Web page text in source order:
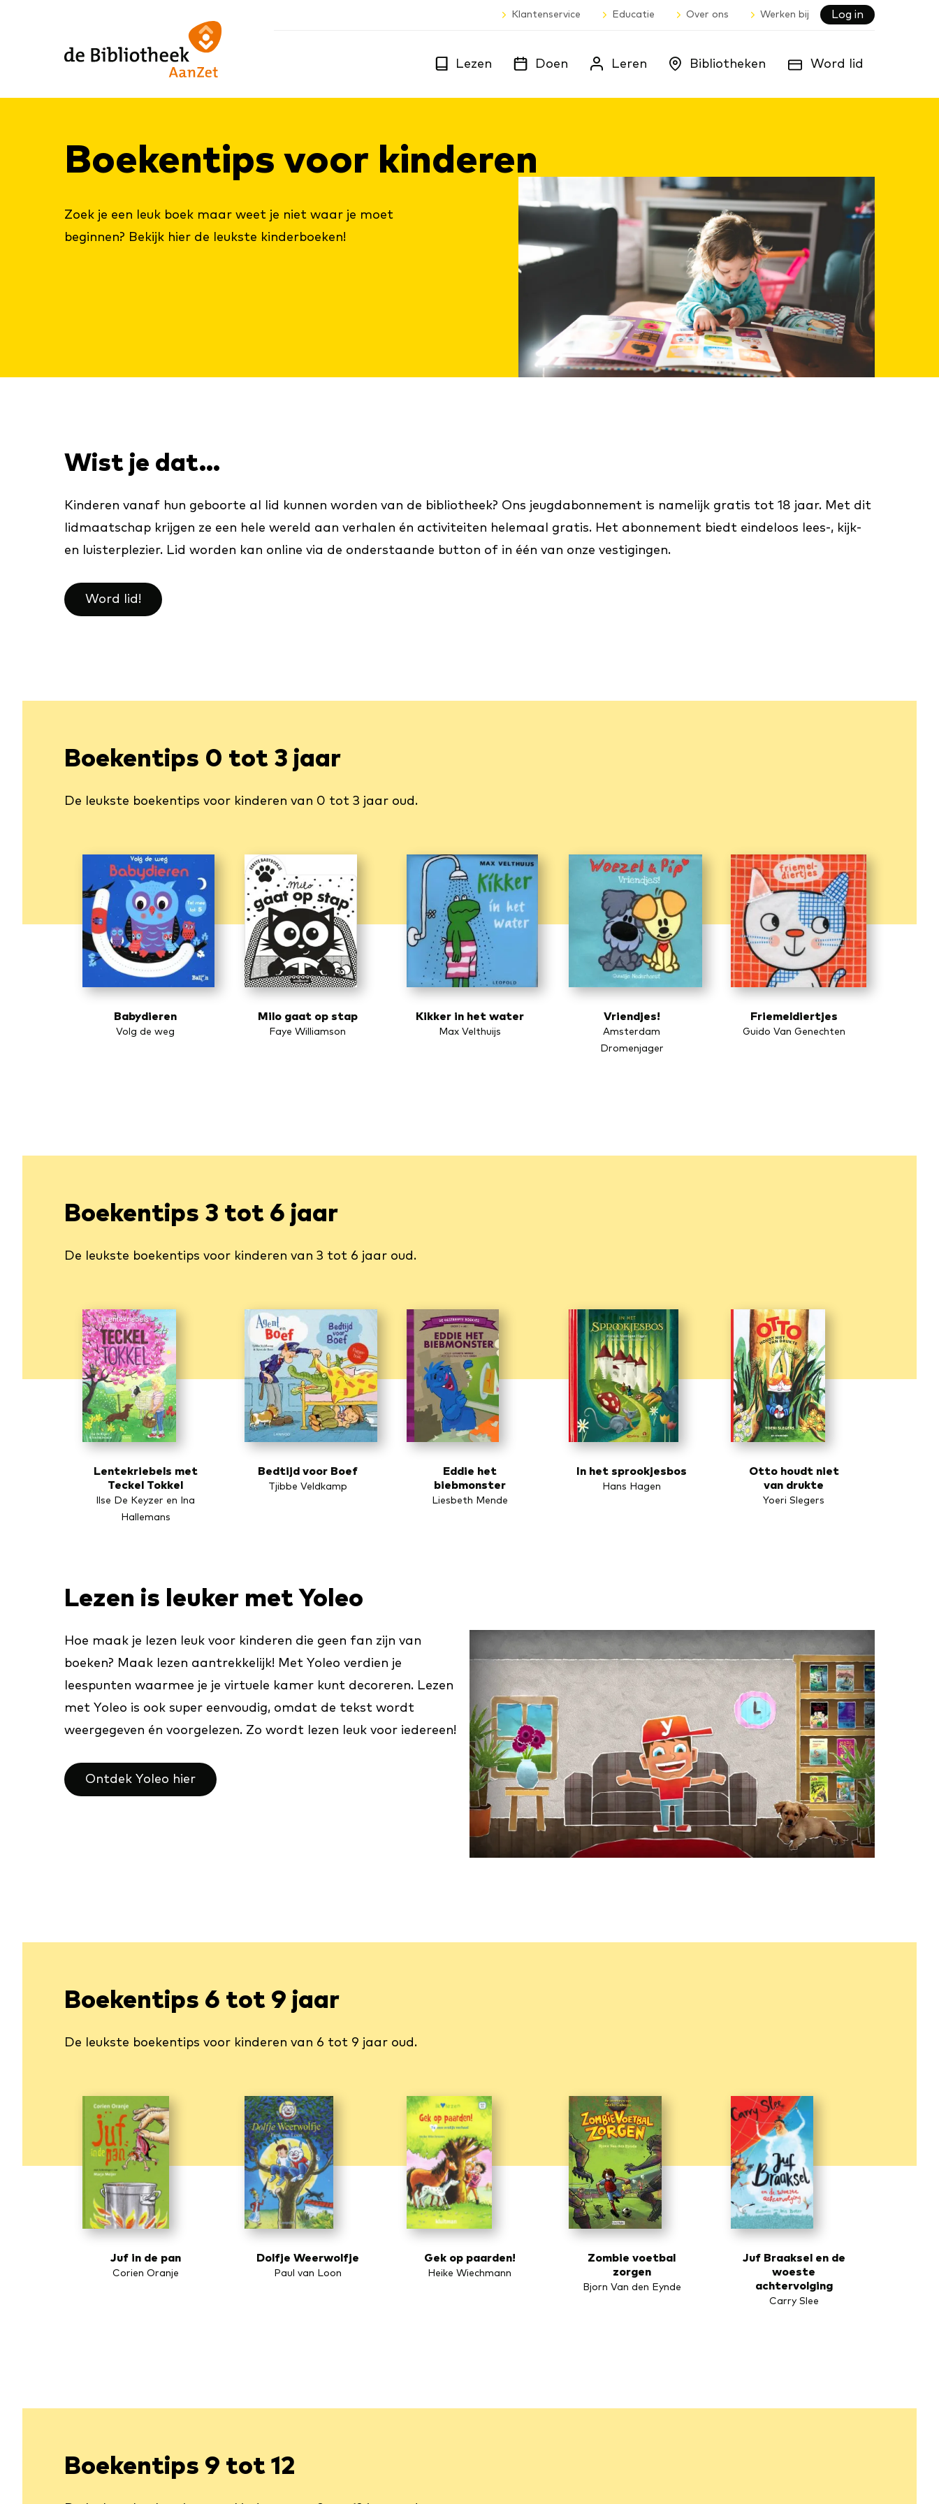
content
footer
naar
homepagina
Lezen Doen Leren Bibliotheken Word lid
Klantenservice Educatie Over ons Werken bij Log in
Boe­ken­tips voor kin­de­ren
Zoek je een leuk boek maar weet je niet waar je moet
beginnen? Bekijk hier de leukste kinderboeken!
Wist je dat...
Kinderen vanaf hun geboorte al lid kunnen worden van de bibliotheek? Ons jeugdabonnement is namelijk gratis tot 18 jaar. Met dit
lidmaatschap krijgen ze een hele wereld aan verhalen én activiteiten helemaal gratis. Het abonnement biedt eindeloos lees-, kijk-
en luisterplezier. Lid worden kan online via de onderstaande button of in één van onze vestigingen.
Word lid!
Boekentips 0 tot 3 jaar
De leukste boekentips voor kinderen van 0 tot 3 jaar oud.
Babydieren
Volg de weg
Milo gaat op stap
Faye Williamson
Kikker in het water
Max Velthuijs
Vriendjes!
Amsterdam
Dromenjager
Friemeldiertjes
Guido Van Genechten
Boekentips 3 tot 6 jaar
De leukste boekentips voor kinderen van 3 tot 6 jaar oud.
Lentekriebels met
Teckel Tokkel
Ilse De Keyzer en Ina
Hallemans
Bedtijd voor Boef
Tjibbe Veldkamp
Eddie het
biebmonster
Liesbeth Mende
In het sprookjesbos
Hans Hagen
Otto houdt niet
van drukte
Yoeri Slegers
Lezen is leuker met Yoleo
Hoe maak je lezen leuk voor kinderen die geen fan zijn van
boeken? Maak lezen aantrekkelijk! Met Yoleo verdien je
leespunten waarmee je je virtuele kamer kunt decoreren. Lezen
met Yoleo is ook super eenvoudig, omdat de tekst wordt
weergegeven én voorgelezen. Zo wordt lezen leuk voor iedereen!
Ontdek Yoleo hier
Boekentips 6 tot 9 jaar
De leukste boekentips voor kinderen van 6 tot 9 jaar oud.
Juf in de pan
Corien Oranje
Dolfje Weerwolfje
Paul van Loon
Gek op paarden!
Heike Wiechmann
Zombie voetbal
zorgen
Bjorn Van den Eynde
Juf Braaksel en de
woeste
achtervolging
Carry Slee
Boekentips 9 tot 12